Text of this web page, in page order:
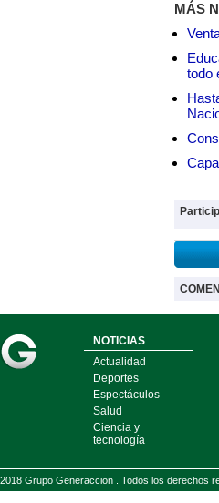
MÁS
todo
NOTICIAS
Actualidad
Deportes
Espectáculos
Salud
Ciencia y
tecnología
2018 Grupo Generaccion . Todos los